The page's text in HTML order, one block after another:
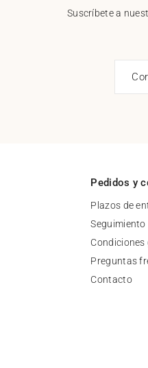
Suscríbete a
Pedidos y
Plazos de
Seguimiento
Condiciones
Preguntas
Contacto